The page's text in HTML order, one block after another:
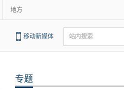
地方
移动新媒体 站内搜索
专题